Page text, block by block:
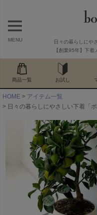
MENU
日々の暮らしにや
【創業95年】下
商品一覧 お試し
HOME
アイテム一覧
日々の暮らしにやさしい下着「